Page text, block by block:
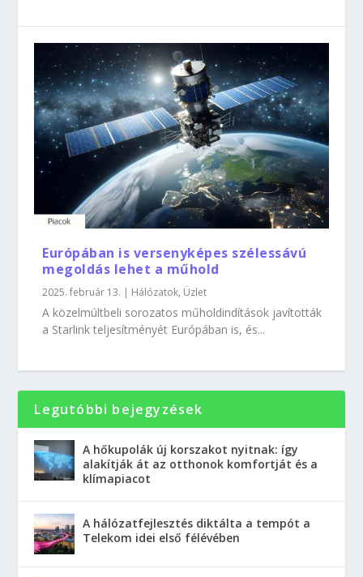
Európában is versenyképes szélessávú
megoldás lehet a műhold
2025. február 13. | Hálózatok, Üzlet
A közelmúltbeli sorozatos műholdindítások javították
a Starlink teljesítményét Európában is, és...
Legutóbbi bejegyzések
A hőkupolák új korszakot nyitnak: így
alakítják át az otthonok komfortját és a
klímapiacot
A hálózatfejlesztés diktálta a tempót a
Telekom idei első félévében